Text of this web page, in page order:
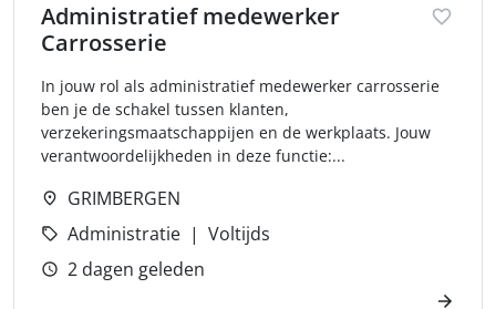
Administratief medewerker
Carrosserie
In jouw rol als administratief medewerker carrosserie
ben je de schakel tussen klanten,
verzekeringsmaatschappijen en de werkplaats. Jouw
verantwoordelijkheden in deze functie:...
GRIMBERGEN
Administratie
Voltijds
2 dagen geleden